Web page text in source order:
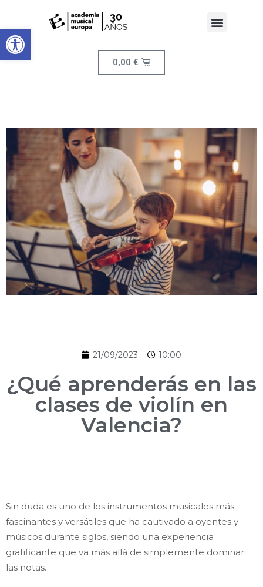
Abrir barra de herramientas
0,00€
21/09/2023 10:00
¿Qué aprenderás en las
clases de violín en
Valencia?
Sin duda es uno de los instrumentos musicales más
fascinantes y versátiles que ha cautivado a oyentes y
músicos durante siglos, siendo una experiencia
gratificante que va más allá de simplemente dominar
las notas.